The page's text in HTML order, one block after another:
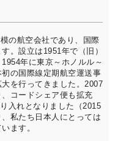
の航空会社であり、国際
。設立は1951年で（旧）
年に東京～ホノルル～
の国際線定期航空運送事
を行ってきました。2007
コードシェア便も拡充
入れとなりました（2015
私たち日本人にとっては
ます。